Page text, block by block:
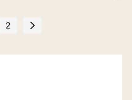
cafea, paie de cafea3
2